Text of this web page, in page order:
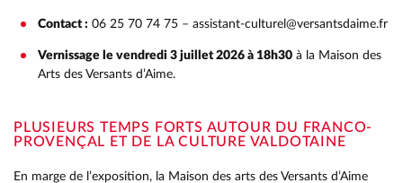
Contact : 06 25 70 74 75 – assistant-culturel@versantsdaime.fr
Vernissage le vendredi 3 juillet 2026 à 18h30 à la Maison des
Arts des Versants d’Aime.
PLUSIEURS TEMPS FORTS AUTOUR DU FRANCO-
PROVENÇAL ET DE LA CULTURE VALDOTAINE
En marge de l’exposition, la Maison des arts des Versants d’Aime